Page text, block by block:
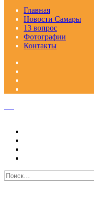
Главная
Новости Самары
13 вопрос
Фотографии
Контакты
Закрыть
Найти: